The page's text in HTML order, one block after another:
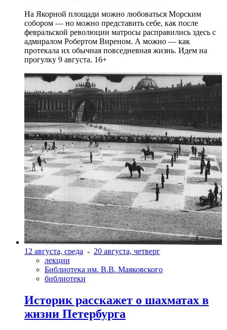
На Якорной площади можно любоваться Морским
собором — но можно представить себе, как после
февральской революции матросы расправились здесь с
адмиралом Робертом Виреном. А можно — как
протекала их обычная повседневная жизнь. Идем на
прогулку 9 августа. 16+
12 августа, среда - 20 августа, четверг
лекции
Библиотека им. В.В. Маяковского
библиотеки
Историк расскажет о шахматах в
жизни Петербурга